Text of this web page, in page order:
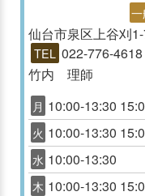
仙台市泉区上谷刈
TEL 022-776-4618
竹内 理師
月 10:00-13:30
火 10:00-13:30
水 10:00-13:30
木 10:00-13:30